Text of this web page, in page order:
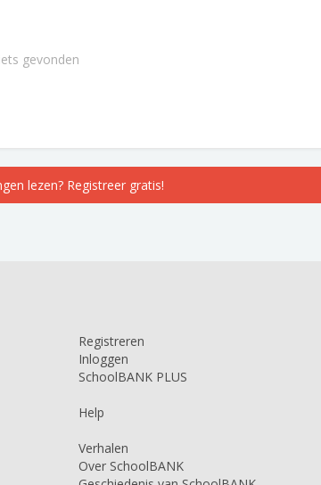
gevonden
lezen? Registreer gratis!
Registreren
Inloggen
SchoolBANK PLUS
Help
Verhalen
Over SchoolBANK